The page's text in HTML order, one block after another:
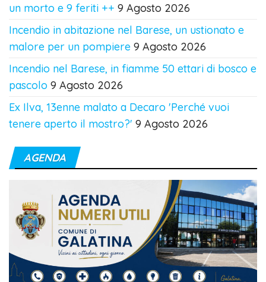
un morto e 9 feriti ++ 9 Agosto 2026
Incendio in abitazione nel Barese, un ustionato e
malore per un pompiere 9 Agosto 2026
Incendio nel Barese, in fiamme 50 ettari di bosco e
pascolo 9 Agosto 2026
Ex Ilva, 13enne malato a Decaro 'Perché vuoi
tenere aperto il mostro?' 9 Agosto 2026
AGENDA